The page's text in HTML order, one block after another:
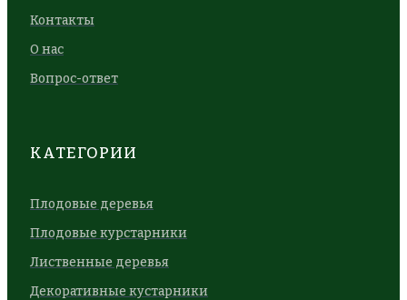
Контакты
О нас
Вопрос-ответ
КАТЕГОРИИ
Плодовые деревья
Плодовые курстарники
Лиственные деревья
Декоративные кустарники